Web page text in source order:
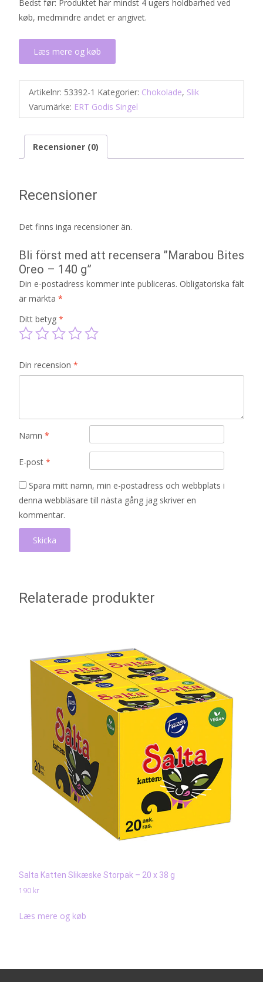
Bedst før: Produktet har mindst 4 ugers holdbarhed ved
køb, medmindre andet er angivet.
Læs mere og køb
Artikelnr: 53392-1 Kategorier: Chokolade, Slik
Varumärke: ERT Godis Singel
Recensioner (0)
Recensioner
Det finns inga recensioner än.
Bli först med att recensera ”Marabou Bites
Oreo – 140 g”
Din e-postadress kommer inte publiceras. Obligatoriska fält
är märkta *
Ditt betyg *
Din recension *
Namn *
E-post *
Spara mitt namn, min e-postadress och webbplats i
denna webbläsare till nästa gång jag skriver en
kommentar.
Relaterade produkter
Salta Katten Slikæske Storpak – 20 x 38 g
190 kr
Læs mere og køb